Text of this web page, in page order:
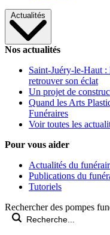
Actualités
Nos actualités
Saint-Juéry-le-Haut :
retrouver son éclat
Un projet de
Quand les Arts
Funéraires
Voir toutes les
Pour vous aider
Actualités du
Publications du
Tutoriels
Rechercher des pompes